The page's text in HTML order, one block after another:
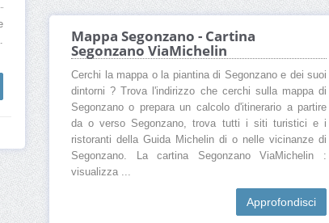
Mappa Segonzano - Cartina
Segonzano ViaMichelin
Cerchi la mappa o la piantina di Segonzano e dei suoi
dintorni ? Trova l'indirizzo che cerchi sulla mappa di
Segonzano o prepara un calcolo d'itinerario a partire
da o verso Segonzano, trova tutti i siti turistici e i
ristoranti della Guida Michelin di o nelle vicinanze di
Segonzano. La cartina Segonzano ViaMichelin :
visualizza ...
Approfondisci